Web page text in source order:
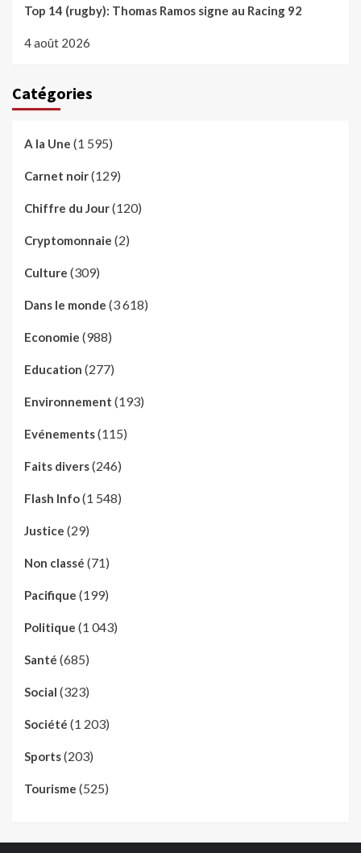
Top 14 (rugby): Thomas Ramos signe au Racing 92
4 août 2026
Catégories
A la Une (1 595)
Carnet noir(129)
Chiffre du Jour(120)
Cryptomonnaie (2)
Culture (309)
Dans le monde (3 618)
Economie (988)
Education (277)
Environnement (193)
Evénements(115)
Faits divers(246)
Flash Info(1 548)
Justice (29)
Non classé (71)
Pacifique (199)
Politique (1 043)
Santé (685)
Social (323)
Société (1 203)
Sports(203)
Tourisme (525)